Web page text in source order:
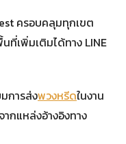
ครอบคลุมทุกเขต
เพิ่มเติมได้ทาง LINE
การส่งพวงหรีดในงาน
กแหล่งอ้างอิงทาง